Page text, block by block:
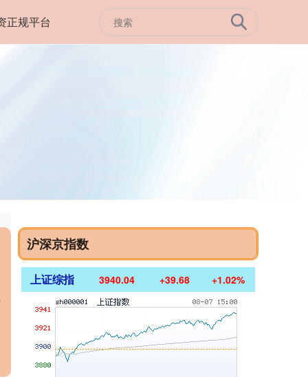
正规平台
沪深京指数
上证综指 3940.04 +39.68 +1.02%